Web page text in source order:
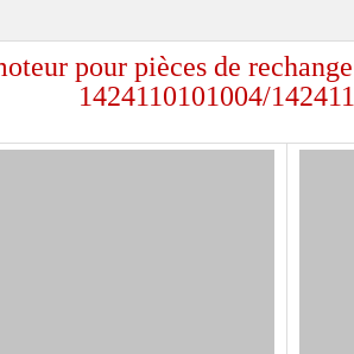
pour pièces de
1424110101004/